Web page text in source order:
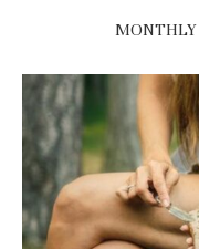
MONTHLY